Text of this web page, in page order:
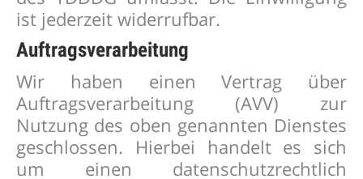
ist jederzeit widerrufbar.
Auftragsverarbeitung
Wir haben einen Vertrag über
Auftragsverarbeitung (AVV) zur
Nutzung des oben genannten Dienstes
geschlossen. Hierbei handelt es sich
um einen datenschutzrechtlich